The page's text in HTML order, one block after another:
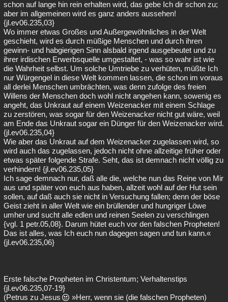
schon auf lange hin rein erhalten wird, das gebe Ich dir schon zu;
aber im allgemeinen wird es ganz anders aussehen!
{jl.ev06.235,03}
Wo immer etwas Großes und Außergewöhnliches in der Welt
geschieht, wird es durch müßige Menschen und durch ihren
gewinn- und habgierigen Sinn alsbald irgend ausgebeutet und zu
ihrer irdischen Erwerbsquelle umgestaltet, - was so wahr ist wie
die Wahrheit selbst. Um solche Umtriebe zu verhüten, müßte Ich
nur Würgengel in diese Welt kommen lassen, die schon im voraus
all derlei Menschen umbrächten, was denn zufolge des freien
Willens der Menschen doch wohl nicht angehen kann, sowenig es
angeht, das Unkraut auf einem Weizenacker mit einem Schlage
zu zerstören, was sogar für den Weizenacker nicht gut wäre, weil
am Ende das Unkraut sogar ein Dünger für den Weizenacker wird.
{jl.ev06.235,04}
Wie aber das Unkraut auf dem Weizenacker zugelassen wird, so
wird auch das zugelassen, jedoch nicht ohne allzeitige früher oder
etwas später folgende Strafe. Seht, das ist demnach nicht völlig zu
verhindern! {jl.ev06.235,05}
Ich sage demnach nur, daß alle die, welche nun das Reine von Mir
aus und später von euch aus haben, allzeit wohl auf der Hut sein
sollen, auf daß auch sie nicht in Versuchung fallen; denn der böse
Geist zieht in aller Welt wie ein brüllender und hungriger Löwe
umher und sucht alle edlen und reinen Seelen zu verschlingen
{vgl. 1 petr.05,08}. Darum hütet euch vor den falschen Propheten!
Das ist alles, was Ich euch nun dagegen sagen und tun kann.«
{jl.ev06.235,06}
Erste falsche Propheten im Christentum; Verhaltenstips
{jl.ev06.235,07-19}
(Petrus zu Jesus
»Herr, wenn sie (die falschen Propheten)